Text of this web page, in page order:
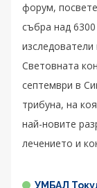
форум,
събра над
Световната
септември в
трибуна, на
най-новите
лечението и
УМБАЛ